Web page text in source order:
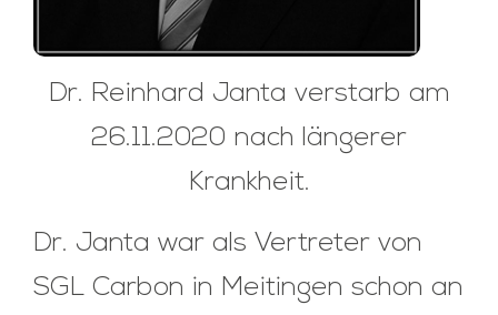
Dr. Reinhard Janta verstarb am
26.11.2020 nach längerer
Krankheit.
Dr. Janta war als Vertreter von
SGL Carbon in Meitingen schon an